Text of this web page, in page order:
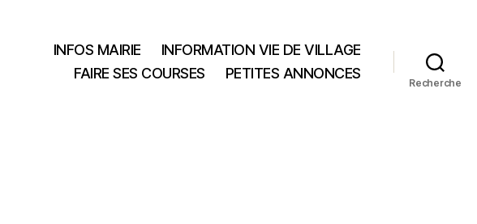
INFOS MAIRIE
INFORMATION VIE DE VILLAGE
FAIRE SES COURSES
PETITES ANNONCES
Recherche